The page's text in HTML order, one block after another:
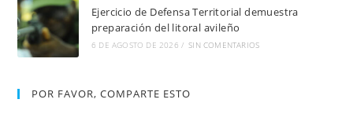
Ejercicio de Defensa Territorial demuestra
preparación del litoral avileño
6 DE AGOSTO DE 2026 / SIN COMENTARIOS
POR FAVOR, COMPARTE ESTO